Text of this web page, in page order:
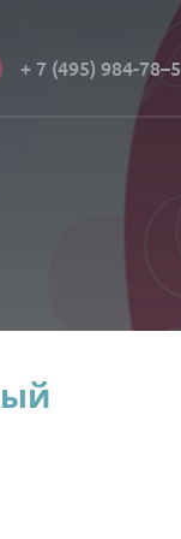
+ 7 (495) 984-